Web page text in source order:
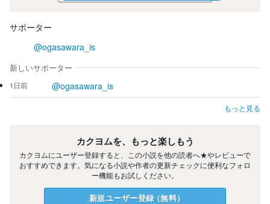
サポーター
@ogasawara_is
新しいサポーター
1日前 @ogasawara_is
もっと見る
カクヨムを、もっと楽しもう
カクヨムにユーザー登録すると、この小説を他の読者へ★やレビューで
おすすめできます。気になる小説や作者の更新チェックに便利なフォロ
ー機能もお試しください。
新規ユーザー登録（無料）